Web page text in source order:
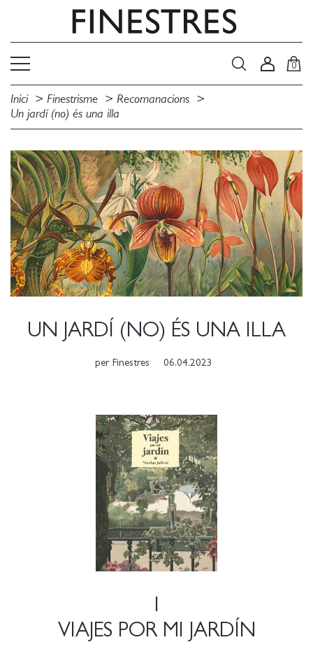
0
Inici Finestrisme
Recomanacions
Un jardí (no) és una illa
UN JARDÍ (NO) ÉS UNA ILLA
per Finestres 06.04.2023
VIAJES POR MI JARDÍN